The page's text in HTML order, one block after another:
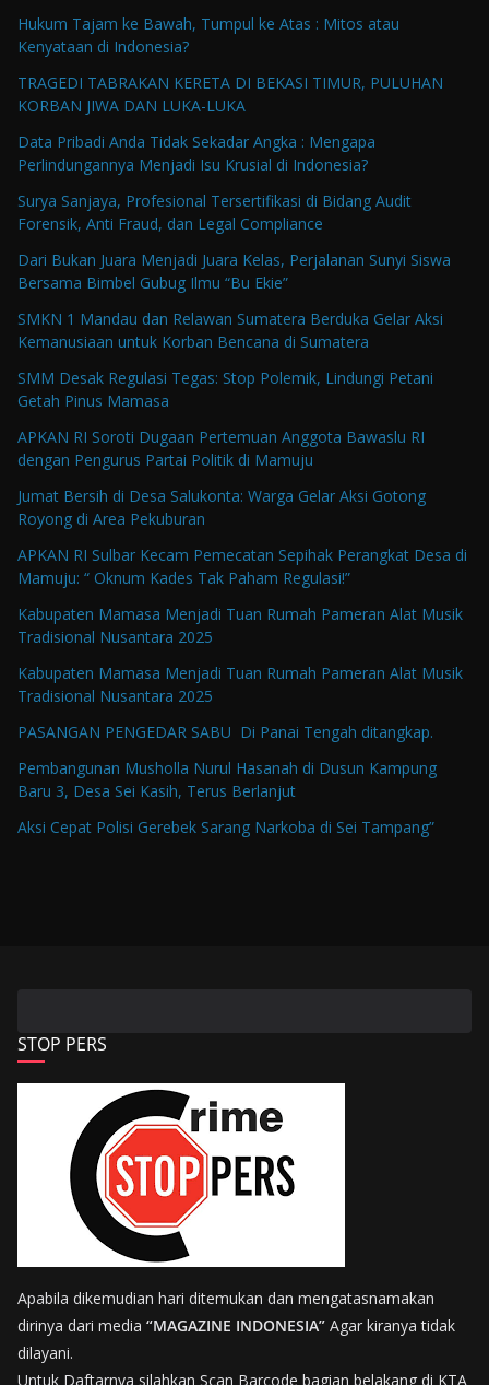
Hukum Tajam ke Bawah, Tumpul ke Atas : Mitos atau
Kenyataan di Indonesia?
TRAGEDI TABRAKAN KERETA DI BEKASI TIMUR, PULUHAN
KORBAN JIWA DAN LUKA-LUKA
Data Pribadi Anda Tidak Sekadar Angka : Mengapa
Perlindungannya Menjadi Isu Krusial di Indonesia?
Surya Sanjaya, Profesional Tersertifikasi di Bidang Audit
Forensik, Anti Fraud, dan Legal Compliance
Dari Bukan Juara Menjadi Juara Kelas, Perjalanan Sunyi Siswa
Bersama Bimbel Gubug Ilmu “Bu Ekie”
SMKN 1 Mandau dan Relawan Sumatera Berduka Gelar Aksi
Kemanusiaan untuk Korban Bencana di Sumatera
SMM Desak Regulasi Tegas: Stop Polemik, Lindungi Petani
Getah Pinus Mamasa
APKAN RI Soroti Dugaan Pertemuan Anggota Bawaslu RI
dengan Pengurus Partai Politik di Mamuju
Jumat Bersih di Desa Salukonta: Warga Gelar Aksi Gotong
Royong di Area Pekuburan
APKAN RI Sulbar Kecam Pemecatan Sepihak Perangkat Desa di
Mamuju: “ Oknum Kades Tak Paham Regulasi!”
Kabupaten Mamasa Menjadi Tuan Rumah Pameran Alat Musik
Tradisional Nusantara 2025
Kabupaten Mamasa Menjadi Tuan Rumah Pameran Alat Musik
Tradisional Nusantara 2025
PASANGAN PENGEDAR SABU Di Panai Tengah ditangkap.
Pembangunan Musholla Nurul Hasanah di Dusun Kampung
Baru 3, Desa Sei Kasih, Terus Berlanjut
Aksi Cepat Polisi Gerebek Sarang Narkoba di Sei Tampang”
STOP PERS
Apabila dikemudian hari ditemukan dan mengatasnamakan
dirinya dari media “MAGAZINE INDONESIA” Agar kiranya tidak
dilayani.
Untuk Daftarnya silahkan Scan Barcode bagian belakang di KTA